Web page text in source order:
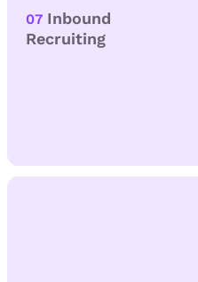
07 Inbound
Recruiting